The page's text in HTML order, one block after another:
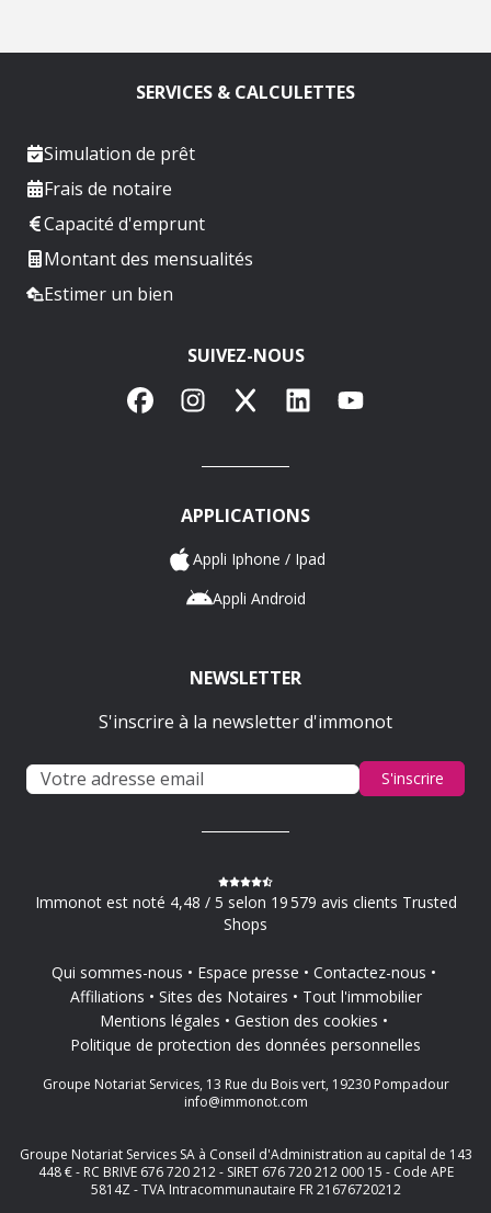
SERVICES & CALCULETTES
Simulation de prêt
Frais de notaire
Capacité d'emprunt
Montant des mensualités
Estimer un bien
SUIVEZ-NOUS
FacebookInstagram
X LinkedInYouTube
APPLICATIONS
Appli Iphone / Ipad
Appli Android
NEWSLETTER
S'inscrire à la newsletter d'immonot
S'inscrire
Immonot est noté 4,48 / 5 selon 19 579 avis clients Trusted
Shops
Qui sommes-nous Espace presse
Contactez-nous
Affiliations
Sites des Notaires
Tout l'immobilier
Mentions légales
Gestion des cookies
Politique de protection des données personnelles
Groupe Notariat Services, 13 Rue du Bois vert, 19230 Pompadour
info@immonot.com
Groupe Notariat Services SA à Conseil d'Administration au capital de 143
448 € - RC BRIVE 676 720 212 - SIRET 676 720 212 000 15 - Code APE
5814Z - TVA Intracommunautaire FR 21676720212